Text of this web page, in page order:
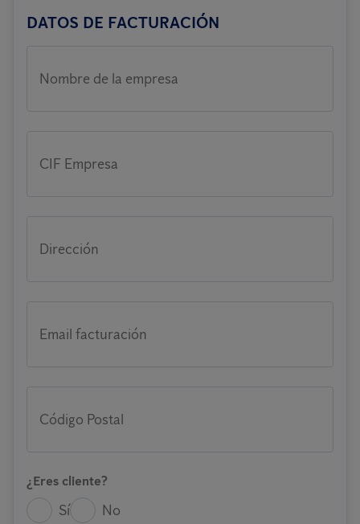
DATOS DE FACTURACIÓN
Nombre de la empresa
CIF Empresa
Dirección
Email facturación
Código Postal
¿Eres cliente?
Sí No